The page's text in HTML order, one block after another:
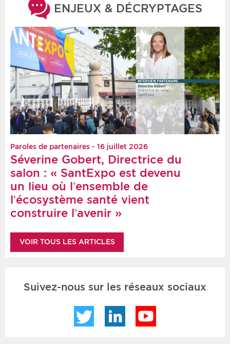
ENJEUX & DÉCRYPTAGES
Paroles de partenaires - 16 juillet 2026
Séverine Gobert, Directrice du
salon : « SantExpo est devenu
un lieu où l’ensemble de
l’écosystème santé vient
construire l’avenir »
VOIR TOUS LES ARTICLES
Suivez-nous sur les réseaux sociaux
Twitter LinkedIn